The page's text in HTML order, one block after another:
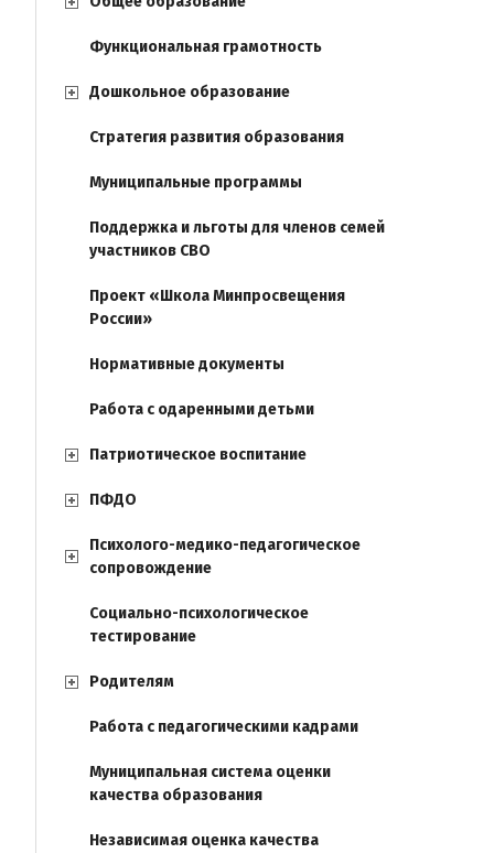
Функциональная грамотность
Дошкольное образование
Стратегия развития образования
Муниципальные программы
Поддержка и льготы для членов семей
участников СВО
Проект «Школа Минпросвещения
России»
Нормативные документы
Работа с одаренными детьми
Патриотическое воспитание
ПФДО
Психолого-медико-педагогическое
сопровождение
Социально-психологическое
тестирование
Родителям
Работа с педагогическими кадрами
Муниципальная система оценки
качества образования
Независимая оценка качества